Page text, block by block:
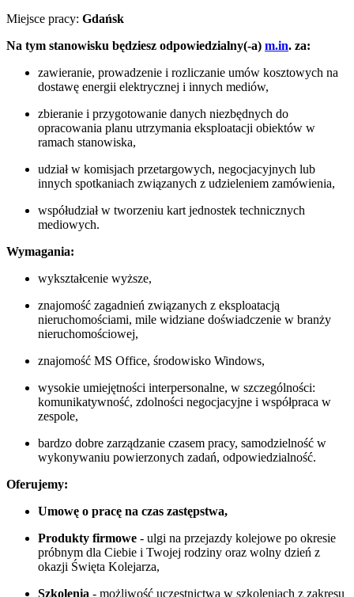
Miejsce pracy: Gdańsk
Na tym stanowisku będziesz odpowiedzialny(-a) m.in. za:
zawieranie, prowadzenie i rozliczanie umów kosztowych na
dostawę energii elektrycznej i innych mediów,
zbieranie i przygotowanie danych niezbędnych do
opracowania planu utrzymania eksploatacji obiektów w
ramach stanowiska,
udział w komisjach przetargowych, negocjacyjnych lub
innych spotkaniach związanych z udzieleniem zamówienia,
współudział w tworzeniu kart jednostek technicznych
mediowych.
Wymagania:
wykształcenie wyższe,
znajomość zagadnień związanych z eksploatacją
nieruchomościami, mile widziane doświadczenie w branży
nieruchomościowej,
znajomość MS Office, środowisko Windows,
wysokie umiejętności interpersonalne, w szczególności:
komunikatywność, zdolności negocjacyjne i współpraca w
zespole,
bardzo dobre zarządzanie czasem pracy, samodzielność w
wykonywaniu powierzonych zadań, odpowiedzialność.
Oferujemy:
Umowę o pracę na czas zastępstwa,
Produkty firmowe - ulgi na przejazdy kolejowe po okresie
próbnym dla Ciebie i Twojej rodziny oraz wolny dzień z
okazji Święta Kolejarza,
Szkolenia - możliwość uczestnictwa w szkoleniach z zakresu